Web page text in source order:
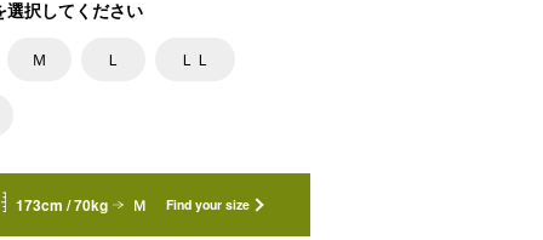
選択してください
Ｍ Ｌ ＬＬ
173cm / 70kg Ｍ Find your size